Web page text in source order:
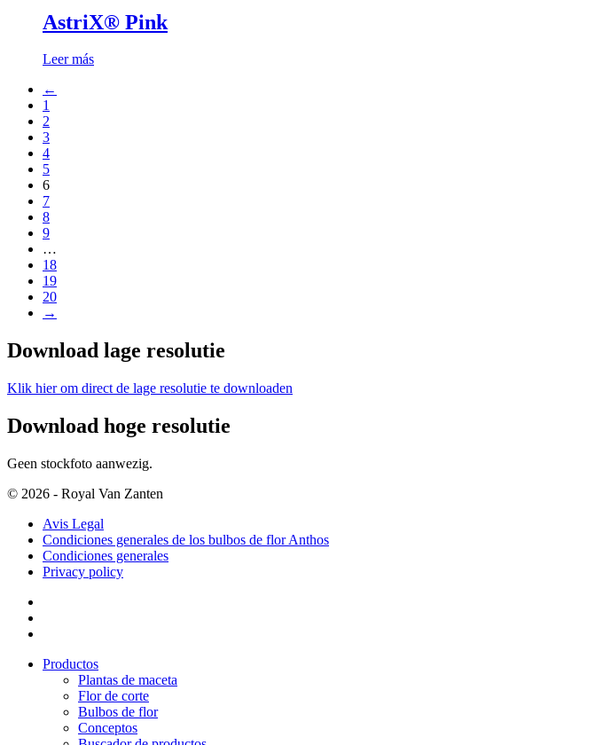
AstriX® Pink
Leer más
←
1
2
3
4
5
6
7
8
9
…
18
19
20
→
Download lage resolutie
Klik hier om direct de lage resolutie te downloaden
Download hoge resolutie
Geen stockfoto aanwezig.
© 2026 - Royal Van Zanten
Avis Legal
Condiciones generales de los bulbos de flor Anthos
Condiciones generales
Privacy policy
Productos
Plantas de maceta
Flor de corte
Bulbos de flor
Conceptos